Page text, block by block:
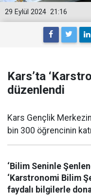
21:16
29 Eylül 2024
Kars’ta
düzenlendi
Kars Gençlik
bin 300 öğrencinin
‘Bilim Seninle
‘Karstronomi Bilim
faydalı bilgilerle